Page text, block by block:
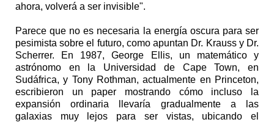
ahora, volverá a ser invisible".
Parece que no es necesaria la energía oscura para ser
pesimista sobre el futuro, como apuntan Dr. Krauss y Dr.
Scherrer. En 1987, George Ellis, un matemático y
astrónomo en la Universidad de Cape Town, en
Sudáfrica, y Tony Rothman, actualmente en Princeton,
escribieron un paper mostrando cómo incluso la
expansión ordinaria llevaría gradualmente a las
galaxias muy lejos para ser vistas, ubicando el